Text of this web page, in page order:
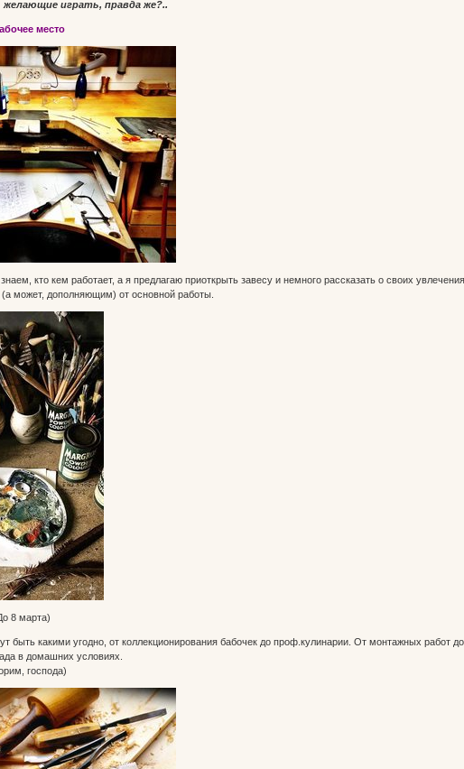
желающие играть, правда же?..
место
кто кем работает, а я предлагаю приоткрыть завесу и немного рассказать о своих
может, дополняющим) от основной работы.
8 марта)
быть какими угодно, от коллекционирования бабочек до проф.кулинарии. От монтажных работ
в домашних условиях.
господа)